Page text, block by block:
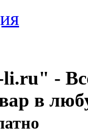
-
в